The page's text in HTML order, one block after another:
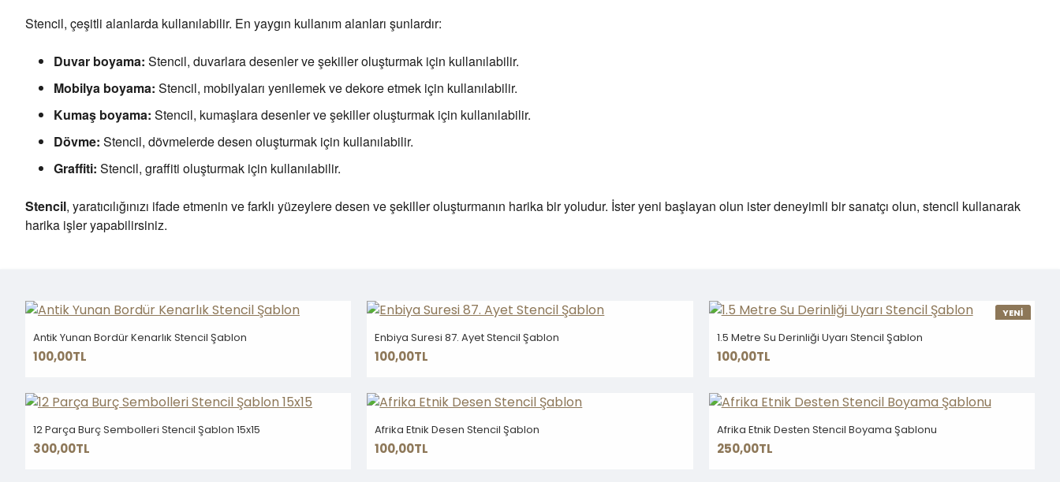
Stencil, çeşitli alanlarda kullanılabilir. En yaygın kullanım alanları şunlardır:
Duvar boyama: Stencil, duvarlara desenler ve şekiller oluşturmak için kullanılabilir.
Mobilya boyama: Stencil, mobilyaları yenilemek ve dekore etmek için kullanılabilir.
Kumaş boyama: Stencil, kumaşlara desenler ve şekiller oluşturmak için kullanılabilir.
Dövme: Stencil, dövmelerde desen oluşturmak için kullanılabilir.
Graffiti: Stencil, graffiti oluşturmak için kullanılabilir.
Stencil, yaratıcılığınızı ifade etmenin ve farklı yüzeylere desen ve şekiller oluşturmanın harika bir yoludur. İster yeni başlayan olun ister deneyimli bir sanatçı olun, stencil kullanarak
harika işler yapabilirsiniz.
Antik Yunan Bordür Kenarlık Stencil Şablon
100,00TL
Enbiya Suresi 87. Ayet Stencil Şablon
100,00TL
YENİ
1.5 Metre Su Derinliği Uyarı Stencil Şablon
100,00TL
12 Parça Burç Sembolleri Stencil Şablon 15x15
300,00TL
Afrika Etnik Desen Stencil Şablon
100,00TL
Afrika Etnik Desten Stencil Boyama Şablonu
250,00TL